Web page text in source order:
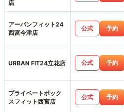
前店
店
アーバンフィット24
西宮今津店
公式 予約
URBAN FIT24立花店 公式 予約
プライベートボック
スフィット西宮店
公式 予約